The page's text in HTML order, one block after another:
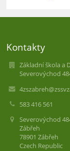
Kontakty
Základní škola a
Severovýchod
583 416 561
Severovýchod
Zábřeh
78901 Zábřeh
Czech Republic